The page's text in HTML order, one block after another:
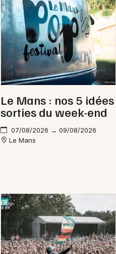
Le Mans : nos 5 idées
sorties du week-end
07/08/2026 → 09/08/2026
Le Mans